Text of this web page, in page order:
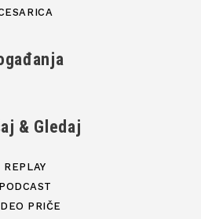
& Gledaj
REPLAY
PODCAST
PRIČE